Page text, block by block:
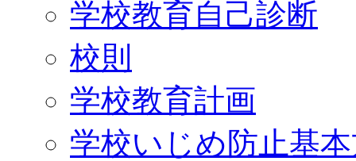
学校教育自己診断
校則
学校教育計画
学校いじめ防止基